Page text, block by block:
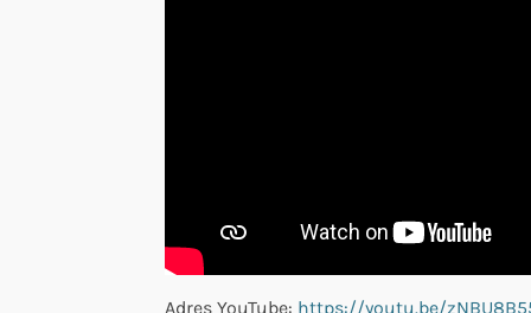
Adres YouTube: https://youtu.be/